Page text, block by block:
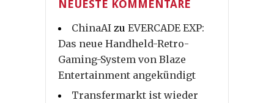
NEUESTE KOMMENTARE
ChinaAI zu EVERCADE EXP:
Das neue Handheld-Retro-
Gaming-System von Blaze
Entertainment angekündigt
Transfermarkt ist wieder